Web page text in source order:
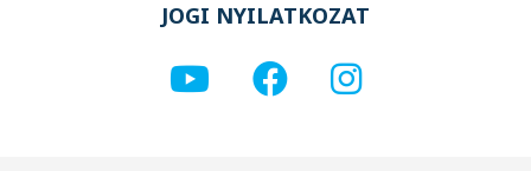
JOGI NYILATKOZAT